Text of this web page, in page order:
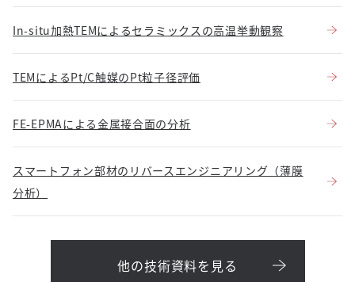
In-situ加熱TEMによるセラミックスの高温挙動観察
TEMによるPt/C触媒のPt粒子径評価
FE-EPMAによる金属接合面の分析
スマートフォン部材のリバースエンジニアリング（薄膜
分析）
他の技術資料を見る